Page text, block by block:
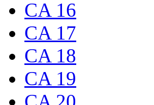
CA 16
CA 17
CA 18
CA 19